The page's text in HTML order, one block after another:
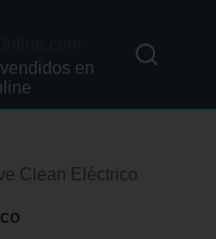
en
Clean Eléctrico